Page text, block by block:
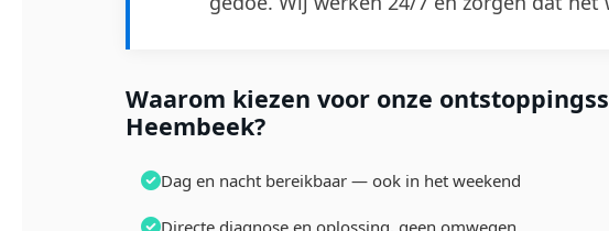
Waarom kiezen voor onze
Heembeek?
Dag en nacht bereikbaar — ook in het weekend
Directe diagnose en oplossing, geen omwegen